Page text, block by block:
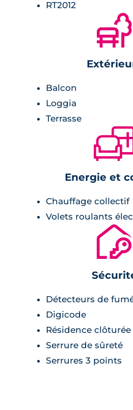
RT2012
🌲
Balcon
Loggia
Terrasse
🛋
Energie et
Chauffage collectif
Volets roulants
🔐
Détecteurs de
Digicode
Résidence clôturée
Serrure de sûreté
Serrures 3 points